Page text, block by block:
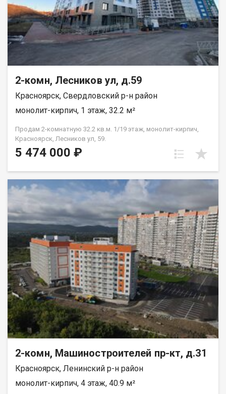
2-комн, Лесников ул, д.59
Красноярск, Свердловский р-н район
монолит-кирпич, 1 этаж, 32.2 м²
Продам 2-комнатную 32.2 кв.м. 1/19 этаж, монолит-кирпич,
Красноярск, Лесников ул, 59.
5 474 000 ₽
2-комн, Машиностроителей пр-кт, д.31
Красноярск, Ленинский р-н район
монолит-кирпич, 4 этаж, 40.9 м²